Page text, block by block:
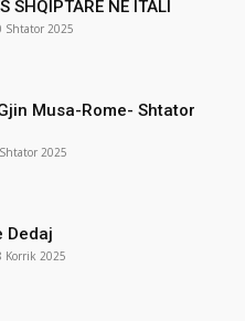
SHQIPTARE NË ITALI
Shtator 2025
Musa-Rome- Shtator
2025
Dedaj
Korrik 2025